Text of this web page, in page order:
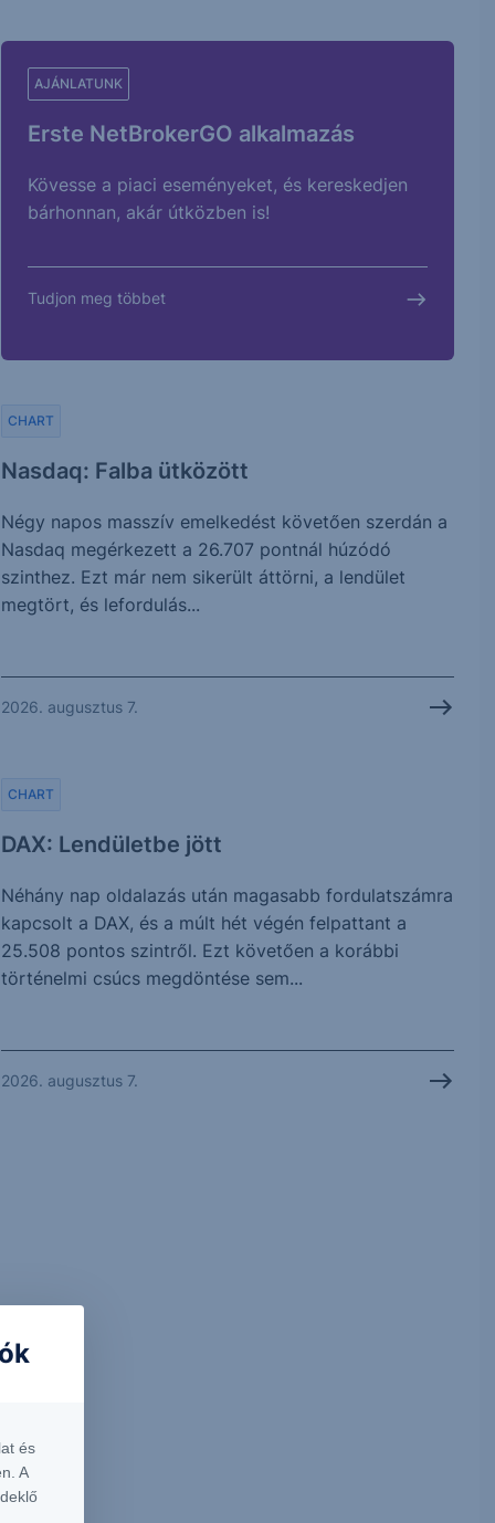
AJÁNLATUNK
Erste NetBrokerGO alkalmazás
Kövesse a piaci eseményeket, és kereskedjen
bárhonnan, akár útközben is!
Tudjon meg többet
Nasdaq: Falba ütközött
CHART
Négy napos masszív emelkedést követően szerdán a
Nasdaq megérkezett a 26.707 pontnál húzódó
szinthez. Ezt már nem sikerült áttörni, a lendület
megtört, és lefordulás...
2026. augusztus 7.
DAX: Lendületbe jött
CHART
Néhány nap oldalazás után magasabb fordulatszámra
kapcsolt a DAX, és a múlt hét végén felpattant a
25.508 pontos szintről. Ezt követően a korábbi
történelmi csúcs megdöntése sem...
2026. augusztus 7.
és
A